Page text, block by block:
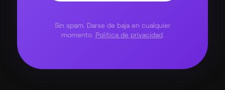
Sin spam. Darse de baja en cualquier
momento. Política de privacidad.